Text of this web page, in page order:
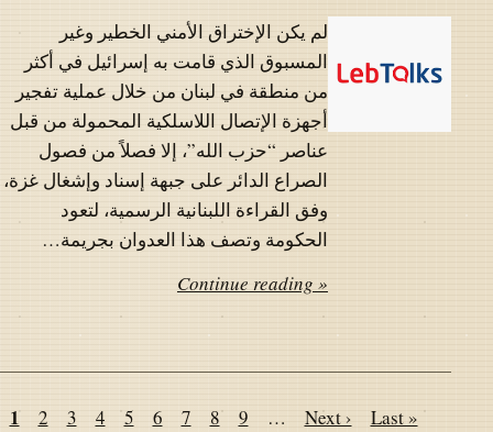
لم يكن الإختراق الأمني الخطير وغير
المسبوق الذي قامت به إسرائيل في أكثر
من منطقة في لبنان من خلال عملية تفجير
أجهزة الإتصال اللاسلكية المحمولة من قبل
عناصر “حزب الله”، إلا فصلاً من فصول
الصراع الدائر على جبهة إسناد وإشغال غزة،
وفق القراءة اللبنانية الرسمية، لتعود
الحكومة وتصف هذا العدوان بجريمة…
Continue reading »
Pagination
Page
1 Page
2 Page
3 Page
4 Page
5 Page
6 Page
7 Page
8 Page
9 …
Next
Next ›
Last
Last »